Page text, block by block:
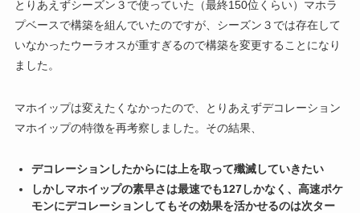
とりあえずシーズン３で使っていた（最終150位くらい）マホラ
プベースで構築を組んでいたのですが、シーズン３では存在して
いなかったウーラオスが重すぎるので構築を変更することになり
ました。
マホイップは変えたくなかったので、とりあえずデコレーション
マホイップの特徴を再考察しました。その結果、
デコレーションしたからには上を取って殲滅していきたい
しかしマホイップの素早さは最速でも127しかなく、高速ポケ
モンにデコレーションしてもその効果を活かせるのは次ター